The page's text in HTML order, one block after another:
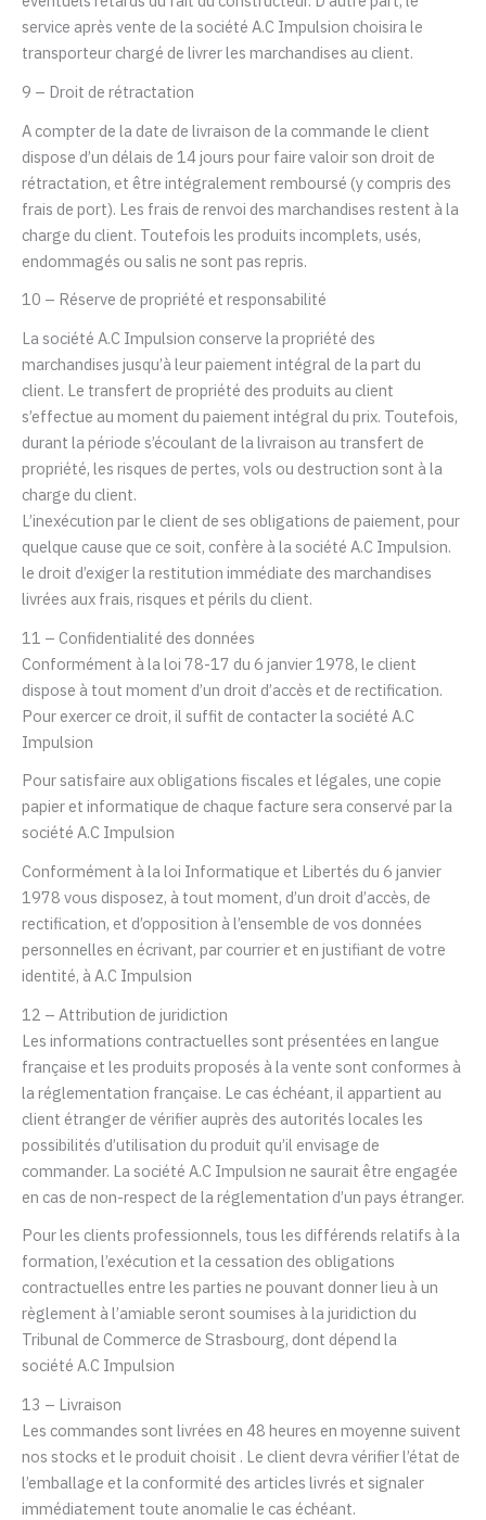
service après vente de la société A.C Impulsion choisira le
transporteur chargé de livrer les marchandises au client.
9 – Droit de rétractation
A compter de la date de livraison de la commande le client
dispose d’un délais de 14 jours pour faire valoir son droit de
rétractation, et être intégralement remboursé (y compris des
frais de port). Les frais de renvoi des marchandises restent à la
charge du client. Toutefois les produits incomplets, usés,
endommagés ou salis ne sont pas repris.
10 – Réserve de propriété et responsabilité
La société A.C Impulsion conserve la propriété des
marchandises jusqu’à leur paiement intégral de la part du
client. Le transfert de propriété des produits au client
s’effectue au moment du paiement intégral du prix. Toutefois,
durant la période s’écoulant de la livraison au transfert de
propriété, les risques de pertes, vols ou destruction sont à la
charge du client.
L’inexécution par le client de ses obligations de paiement, pour
quelque cause que ce soit, confère à la société A.C Impulsion.
le droit d’exiger la restitution immédiate des marchandises
livrées aux frais, risques et périls du client.
11 – Confidentialité des données
Conformément à la loi 78-17 du 6 janvier 1978, le client
dispose à tout moment d’un droit d’accès et de rectification.
Pour exercer ce droit, il suffit de contacter la société A.C
Impulsion
Pour satisfaire aux obligations fiscales et légales, une copie
papier et informatique de chaque facture sera conservé par la
société A.C Impulsion
Conformément à la loi Informatique et Libertés du 6 janvier
1978 vous disposez, à tout moment, d’un droit d’accès, de
rectification, et d’opposition à l’ensemble de vos données
personnelles en écrivant, par courrier et en justifiant de votre
identité, àA.C Impulsion
12 – Attribution de juridiction
Les informations contractuelles sont présentées en langue
française et les produits proposés à la vente sont conformes à
la réglementation française. Le cas échéant, il appartient au
client étranger de vérifier auprès des autorités locales les
possibilités d’utilisation du produit qu’il envisage de
commander. La société A.C Impulsion ne saurait être engagée
en cas de non-respect de la réglementation d’un pays étranger.
Pour les clients professionnels, tous les différends relatifs à la
formation, l’exécution et la cessation des obligations
contractuelles entre les parties ne pouvant donner lieu à un
règlement à l’amiable seront soumises à la juridiction du
Tribunal de Commerce de Strasbourg, dont dépend la
société A.C Impulsion
13 – Livraison
Les commandes sont livrées en 48 heures en moyenne suivent
nos stocks et le produit choisit . Le client devra vérifier l’état de
l’emballage et la conformité des articles livrés et signaler
immédiatement toute anomalie le cas échéant.